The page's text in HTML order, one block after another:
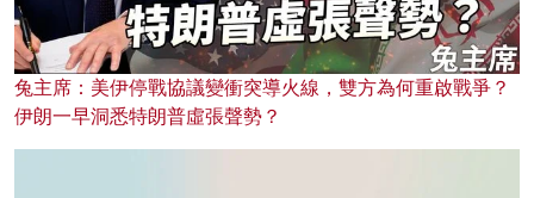
兔主席：美伊停戰協議變衝突導火線，雙方為何重啟戰爭？
伊朗一早洞悉特朗普虛張聲勢？